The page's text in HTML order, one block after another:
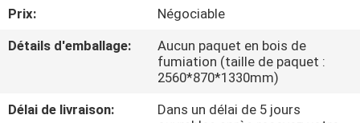
D'USINE
DE
Prix:
Négociable
Détails d'emballage:
Aucun paquet en bois de
fumiation (taille de paquet :
2560*870*1330mm)
Délai de livraison:
Dans un délai de 5 jours